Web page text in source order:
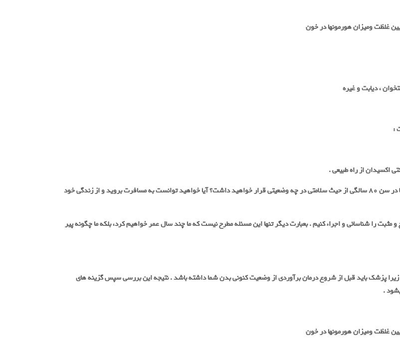
غلظت ومیزان هورمونها در خون
، دیابت و غیره
:
اکسیدان از راه طبیعی.
آیا میتوان در عین سلامتی پیر شد؟آیا هیچگاه به این مسئله فکر کرده اید که مثلا در سن ۸۰ سالگی از حیث سلامتی در چه وضعیتی قرار خواهید داشت؟ آیا خواهید توانست به مسافرت بروید و از زندگی خود
را شناسائی و اجراء کنیم . بعبارت دیگر تنها این مسئله مطرح نیست که ما چند سال عمر خواهیم کرد، بلکه ما چگونه پیر
پزشک باید قبل از شروع درمان برآوردی از وضعیت کنونی بدن شما داشته باشد . نتیجه این بررسی سپس گزینه های
.
غلظت ومیزان هورمونها در خون